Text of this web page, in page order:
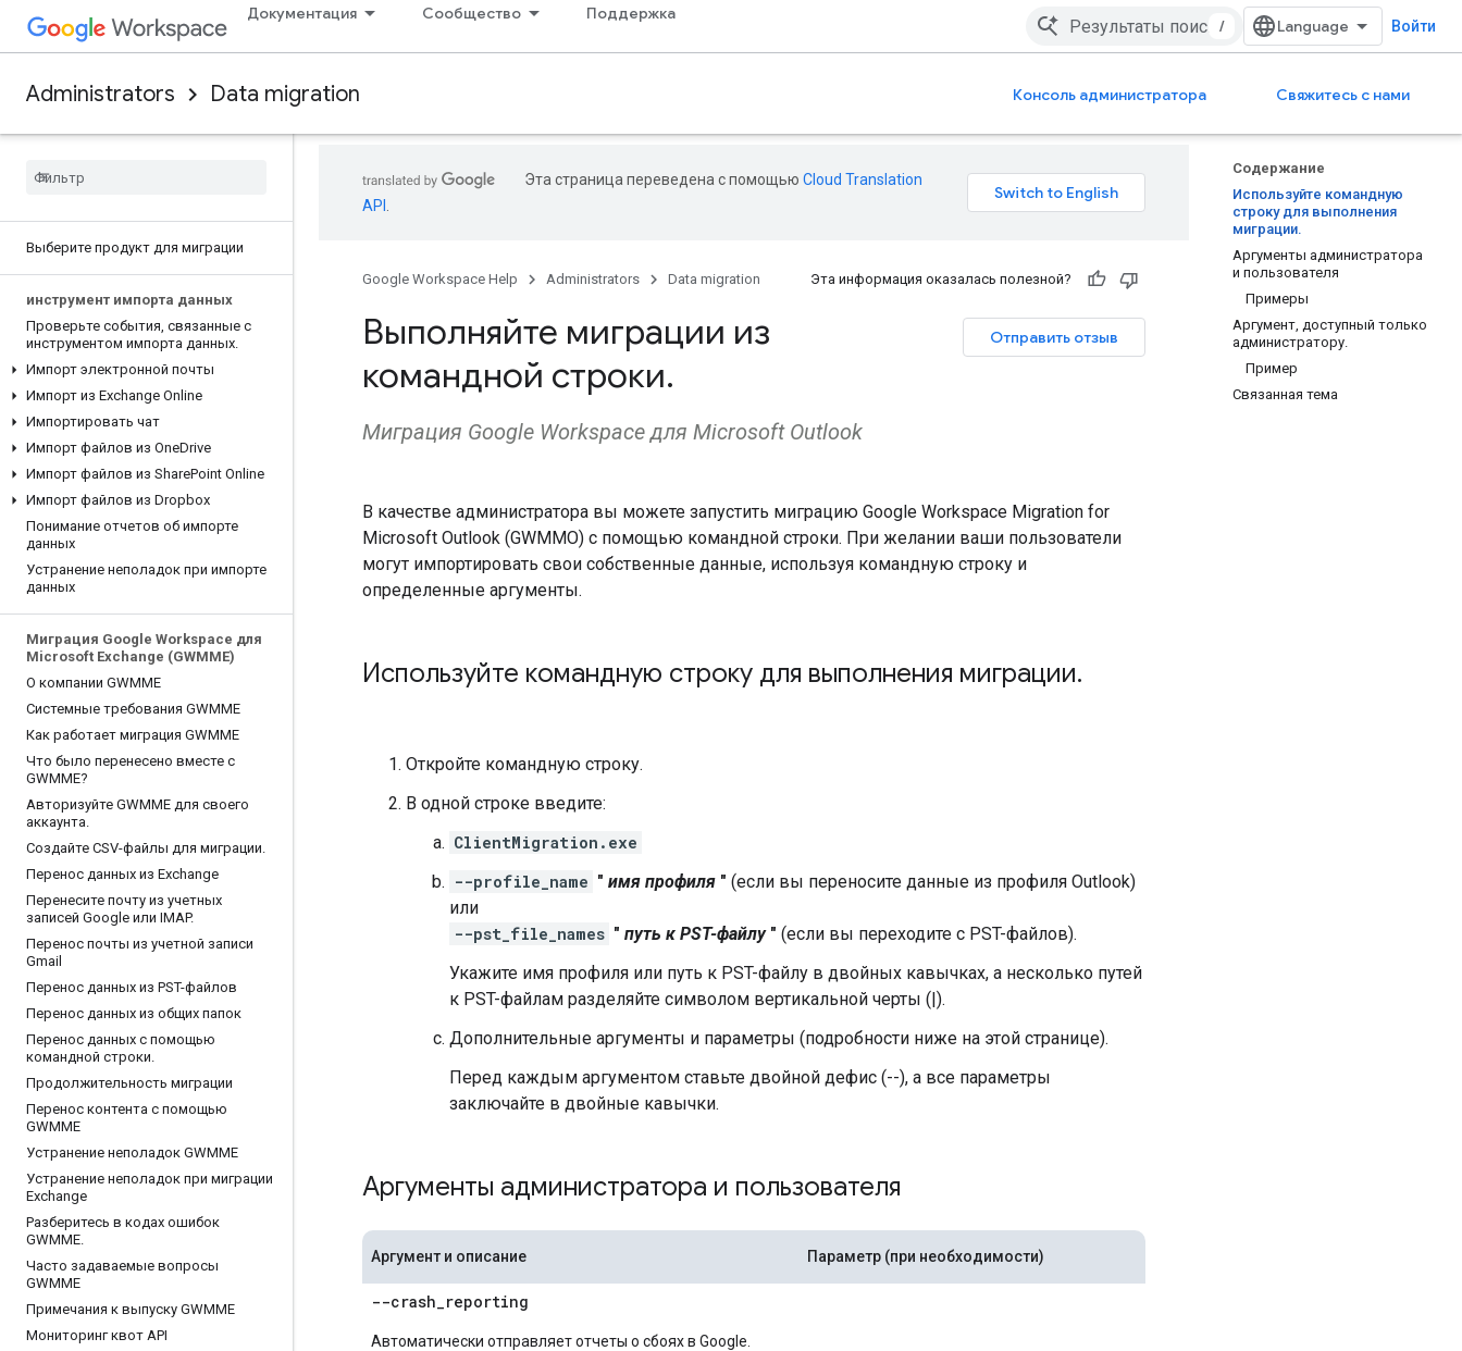
Документация Сообщество Поддержка
/ Войти
Administrators Data migration Консоль администратора Свяжитесь с нами
Выберите продукт для миграции
инструмент импорта данных
Проверьте события, связанные с
инструментом импорта данных.
Импорт электронной почты
Импорт из Exchange Online
Импортировать чат
Импорт файлов из OneDrive
Импорт файлов из SharePoint Online
Импорт файлов из Dropbox
Понимание отчетов об импорте
данных
Устранение неполадок при импорте
данных
Миграция Google Workspace для
Microsoft Exchange (GWMME)
О компании GWMME
Системные требования GWMME
Как работает миграция GWMME
Что было перенесено вместе с
GWMME?
Авторизуйте GWMME для своего
аккаунта.
Создайте CSV-файлы для миграции.
Перенос данных из Exchange
Перенесите почту из учетных
записей Google или IMAP.
Перенос почты из учетной записи
Gmail
Перенос данных из PST-файлов
Перенос данных из общих папок
Перенос данных с помощью
командной строки.
Продолжительность миграции
Перенос контента с помощью
GWMME
Устранение неполадок GWMME
Устранение неполадок при миграции
Exchange
Разберитесь в кодах ошибок
GWMME.
Часто задаваемые вопросы
GWMME
Примечания к выпуску GWMME
Мониторинг квот API
Содержание
Используйте командную
строку для выполнения
миграции.
Аргументы администратора
и пользователя
Примеры
Аргумент, доступный только
администратору.
Пример
Связанная тема
Эта страница переведена с помощью Cloud Translation
API
Google Workspace Help Administrators Data migration Эта информация оказалась полезной?
Отправить отзыв
Выполняйте миграции из
командной строки.
Миграция Google Workspace для Microsoft Outlook
В качестве администратора вы можете запустить миграцию Google Workspace Migration for
Microsoft Outlook (GWMMO) с помощью командной строки. При желании ваши пользователи
могут импортировать свои собственные данные, используя командную строку и
определенные аргументы.
Используйте командную строку для выполнения миграции.
Откройте командную строку.
В одной строке введите:
ClientMigration.exe
--profile_name " имя профиля " (если вы переносите данные из профиля Outlook)
или
--pst_file_names " путь к PST-файлу" (если вы переходите с PST-файлов).
Укажите имя профиля или путь к PST-файлу в двойных кавычках, а несколько путей
к PST-файлам разделяйте символом вертикальной черты (|).
Дополнительные аргументы и параметры (подробности ниже на этой странице).
Перед каждым аргументом ставьте двойной дефис (--), а все параметры
заключайте в двойные кавычки.
Аргументы администратора и пользователя
Аргумент и описание Параметр (при необходимости)
--crash_reporting
Автоматически отправляет отчеты о сбоях в Google.